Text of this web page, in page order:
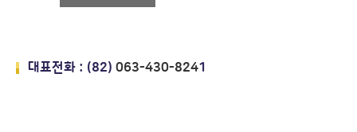
대표전화 : (82) 063-430-8241